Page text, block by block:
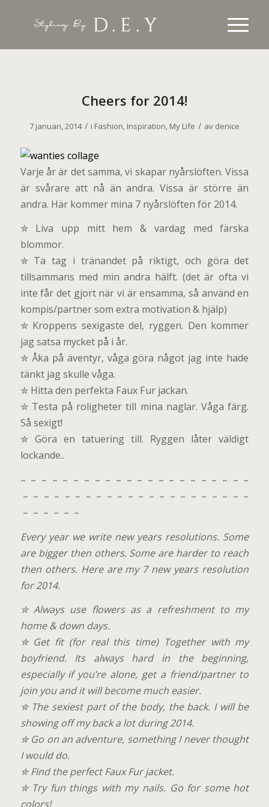
Cheers for 2014!
7 januari, 2014 / i Fashion, Inspiration, My Life / av denice
Varje år är det samma, vi skapar nyårslöften. Vissa
är svårare att nå än andra. Vissa är större än
andra. Här kommer mina 7 nyårslöften för 2014.
✮ Liva upp mitt hem & vardag med färska
blommor.
✮ Ta tag i tränandet på riktigt, och göra det
tillsammans med min andra hälft. (det är ofta vi
inte får det gjort när vi är ensamma, så använd en
kompis/partner som extra motivation & hjälp)
✮ Kroppens sexigaste del, ryggen. Den kommer
jag satsa mycket på i år.
✮ Åka på äventyr, våga göra något jag inte hade
tänkt jag skulle våga.
✮ Hitta den perfekta Faux Fur jackan.
✮ Testa på roligheter till mina naglar. Våga färg.
Så sexigt!
✮ Göra en tatuering till. Ryggen låter väldigt
lockande..
– – – – – – – – – – – – – – – – – – – – – –
– – – – – – – – – – – – – – – – – – – – – –
– – – – – –
Every year we write new years resolutions. Some
are bigger then others. Some are harder to reach
then others. Here are my 7 new years resolution
for 2014.
✮ Always use flowers as a refreshment to my
home & down days.
✮ Get fit (for real this time) Together with my
boyfriend. Its always hard in the beginning,
especially if you’re alone, get a friend/partner to
join you and it will become much easier.
✮ The sexiest part of the body, the back. I will be
showing off my back a lot during 2014.
✮ Go on an adventure, something I never thought
I would do.
✮ Find the perfect Faux Fur jacket.
✮ Try fun things with my nails. Go for some hot
colors!